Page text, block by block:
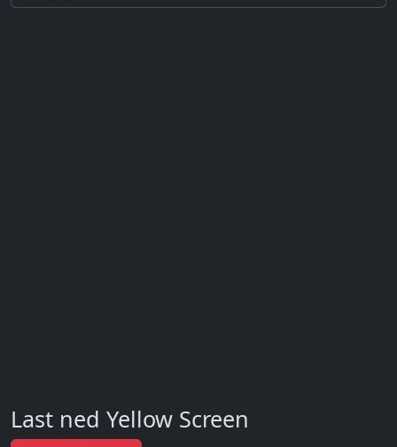
Last ned Yellow Screen